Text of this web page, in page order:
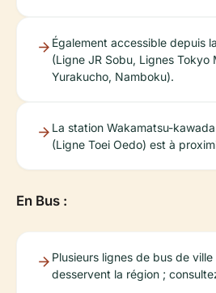
Également accessible depuis
(Ligne JR Sobu, Lignes Tokyo
Yurakucho, Namboku).
La station Wakamatsu-kawada
(Ligne Toei Oedo) est à
En Bus :
Plusieurs lignes de bus de ville
desservent la région ;